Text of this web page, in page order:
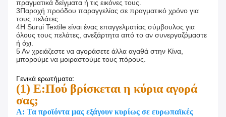
πραγματικά δείγματα ή τις εικόνες τους.
3Παροχή προόδου παραγγελίας σε πραγματικό χρόνο για
τους πελάτες.
4Η Surui Textile είναι ένας επαγγελματίας σύμβουλος για
όλους τους πελάτες, ανεξάρτητα από το αν συνεργαζόμαστε
ή όχι.
5 Αν χρειάζεστε να αγοράσετε άλλα αγαθά στην Κίνα,
μπορούμε να μοιραστούμε τους πόρους.
Γενικά ερωτήματα:
(1) Ε:Πού βρίσκεται η κύρια αγορά
σας;
Α: Τα προϊόντα μας εξάγουν κυρίως σε ευρωπαϊκές